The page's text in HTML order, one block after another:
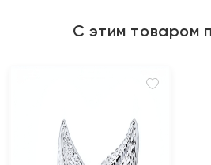
С этим товаром